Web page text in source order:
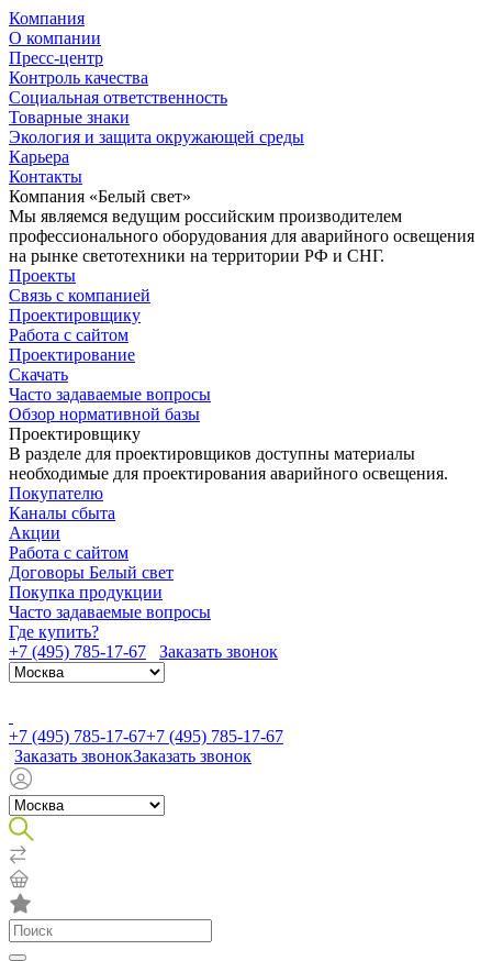
Компания
О компании
Пресс-центр
Контроль качества
Социальная ответственность
Товарные знаки
Экология и защита окружающей среды
Карьера
Контакты
Компания «Белый свет»
Мы являемся ведущим российским производителем
профессионального оборудования для аварийного освещения
на рынке светотехники на территории РФ и СНГ.
Проекты
Связь с компанией
Проектировщику
Работа с сайтом
Проектирование
Скачать
Часто задаваемые вопросы
Обзор нормативной базы
Проектировщику
В разделе для проектировщиков доступны материалы
необходимые для проектирования аварийного освещения.
Покупателю
Каналы сбыта
Акции
Работа с сайтом
Договоры Белый свет
Покупка продукции
Часто задаваемые вопросы
Где купить?
+7 (495) 785-17-67
Заказать звонок
+7 (495) 785-17-67+7 (495) 785-17-67
Заказать звонокЗаказать звонок